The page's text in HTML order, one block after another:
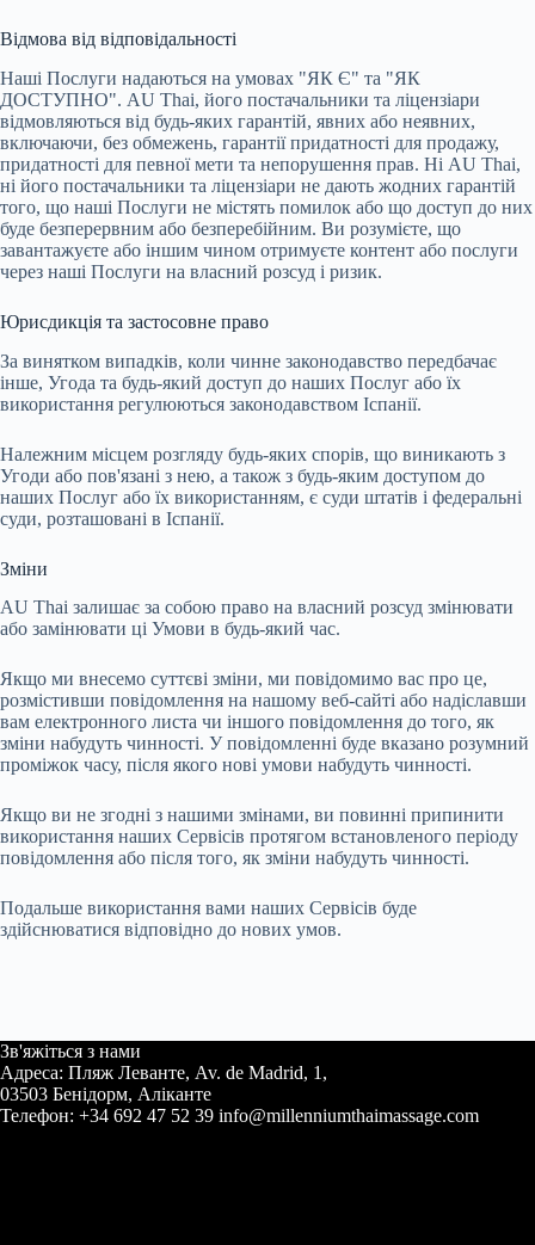
Відмова від відповідальності
Наші Послуги надаються на умовах "ЯК Є" та "ЯК
ДОСТУПНО". AU Thai, його постачальники та ліцензіари
відмовляються від будь-яких гарантій, явних або неявних,
включаючи, без обмежень, гарантії придатності для продажу,
придатності для певної мети та непорушення прав. Ні AU Thai,
ні його постачальники та ліцензіари не дають жодних гарантій
того, що наші Послуги не містять помилок або що доступ до них
буде безперервним або безперебійним. Ви розумієте, що
завантажуєте або іншим чином отримуєте контент або послуги
через наші Послуги на власний розсуд і ризик.
Юрисдикція та застосовне право
За винятком випадків, коли чинне законодавство передбачає
інше, Угода та будь-який доступ до наших Послуг або їх
використання регулюються законодавством Іспанії.
Належним місцем розгляду будь-яких спорів, що виникають з
Угоди або пов'язані з нею, а також з будь-яким доступом до
наших Послуг або їх використанням, є суди штатів і федеральні
суди, розташовані в Іспанії.
Зміни
AU Thai залишає за собою право на власний розсуд змінювати
або замінювати ці Умови в будь-який час.
Якщо ми внесемо суттєві зміни, ми повідомимо вас про це,
розмістивши повідомлення на нашому веб-сайті або надіславши
вам електронного листа чи іншого повідомлення до того, як
зміни набудуть чинності. У повідомленні буде вказано розумний
проміжок часу, після якого нові умови набудуть чинності.
Якщо ви не згодні з нашими змінами, ви повинні припинити
використання наших Сервісів протягом встановленого періоду
повідомлення або після того, як зміни набудуть чинності.
Подальше використання вами наших Сервісів буде
здійснюватися відповідно до нових умов.
Зв'яжіться з нами
Адреса: Пляж Леванте, Av. de Madrid, 1,
03503 Бенідорм, Аліканте
Телефон: +34 692 47 52 39 info@millenniumthaimassage.com